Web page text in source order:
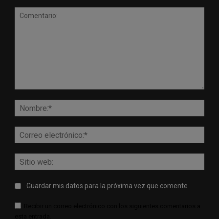
web:
Guardar mis datos para la próxima vez que comente